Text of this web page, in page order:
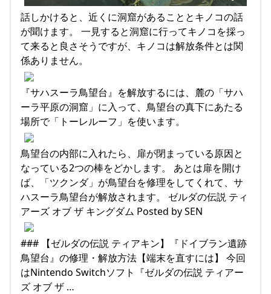
話しかけると、近くに洞窟があることとキノコの話
が聞けます。 一見すると洞窟に行ってキノコを採っ
て来ると良さそうですが、キノコは解放条件とは関
係ありません。
『サハスーラ鳥望台』を解放するには、麓の「サハ
ーラ平原の洞窟」に入って、鳥望台の真下にあたる
場所で「トーレルーフ」を使います。
鳥望台の内部に入れたら、扉が閉まっている原因と
なっている2つの棒をどかします。 あとは扉を開け
ば、「ツクンダ」が鳥望台を修理をしてくれて、サ
ハスーラ鳥望台が解放されます。 ゼルダの伝説 ティ
アーズ オブ ザ キングダム Posted by SEN
### 【ゼルダの伝説 ティアキン】『ドイブラン遺跡
鳥望台』の修理・解放方法【端末を直すには】 今回
はNintendo Switchソフト『ゼルダの伝説 ティアー
ズ オブ ザ …